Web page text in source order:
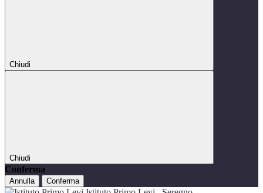
Chiudi
Chiudi
Conferma
Annulla Conferma